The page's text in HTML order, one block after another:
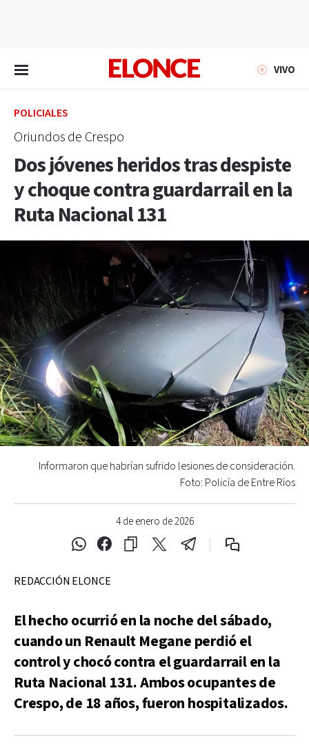
VIVO
POLICIALES
Oriundos de Crespo
Dos jóvenes heridos tras despiste
y choque contra guardarrail en la
Ruta Nacional 131
4 de enero de 2026
Informaron que habrían sufrido lesiones de consideración.
Foto: Policía de Entre Ríos
REDACCIÓN ELONCE
El hecho ocurrió en la noche del sábado,
cuando un Renault Megane perdió el
control y chocó contra el guardarrail en la
Ruta Nacional 131. Ambos ocupantes de
Crespo, de 18 años, fueron hospitalizados.